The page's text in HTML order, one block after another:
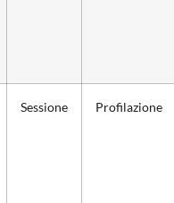
Sessione Profilazione